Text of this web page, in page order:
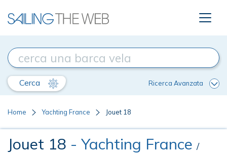
Cerca Ricerca Avanzata
Home Yachting France Jouet 18
Jouet 18 - Yachting France /